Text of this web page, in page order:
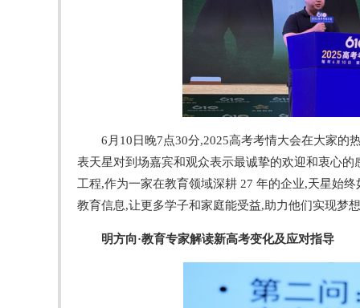
6月10日晚7点30分,2025高考考情大会在大家的
表天星对到场嘉宾和观众表示最诚挚的欢迎和衷心
工程,作为一家在教育领域深耕 27 年的企业,天星始
教育信息,让更多学子和家庭能受益,助力他们实现梦
明方向·教育专家解读新高考变化及应对指导